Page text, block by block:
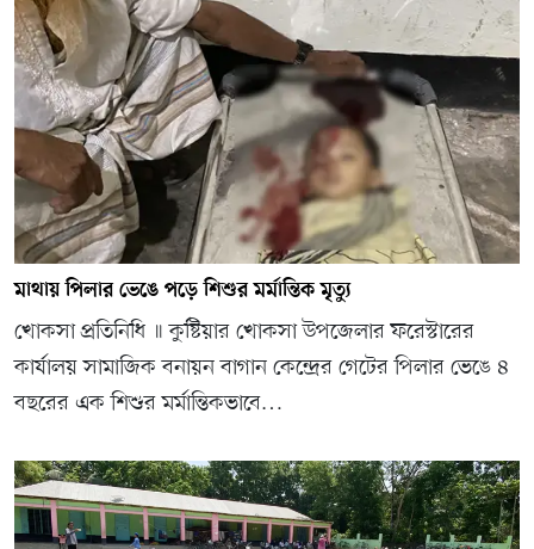
মাথায় পিলার ভেঙে পড়ে শিশুর মর্মান্তিক মৃত্যু
খোকসা প্রতিনিধি ॥ কুষ্টিয়ার খোকসা উপজেলার ফরেস্টারের
কার্যালয় সামাজিক বনায়ন বাগান কেন্দ্রের গেটের পিলার ভেঙে ৪
বছরের এক শিশুর মর্মান্তিকভাবে…